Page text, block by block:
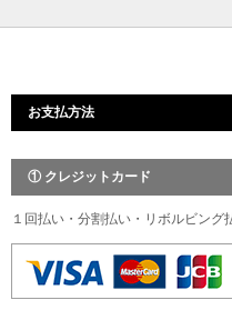
お支払方法
① クレジットカード
１回払い・分割払い・リボルビング